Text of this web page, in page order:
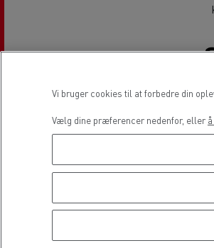
Vi bruger cookies til at forbedre din
Vælg dine præferencer nedenfor, eller